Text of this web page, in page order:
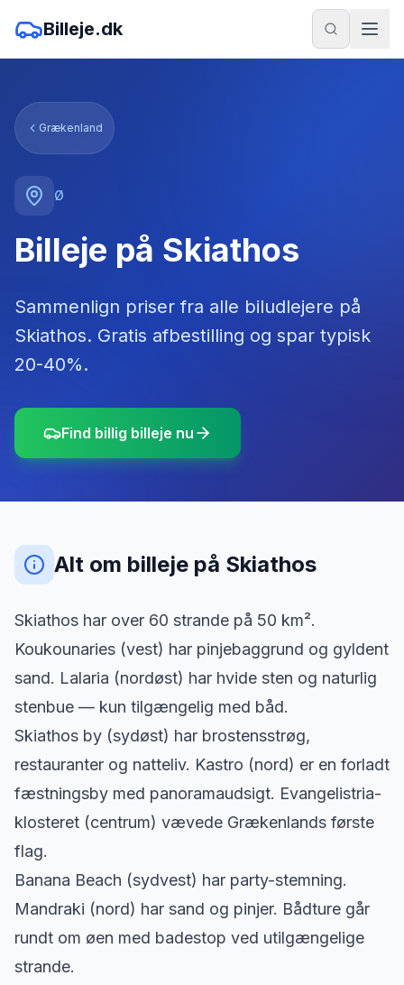
Billeje.dk
Grækenland
Ø
Billeje på Skiathos
Sammenlign priser fra alle biludlejere på
Skiathos. Gratis afbestilling og spar typisk
20-40%.
Find billig billeje nu
Alt om billeje på Skiathos
Skiathos har over 60 strande på 50 km².
Koukounaries (vest) har pinjebaggrund og gyldent
sand. Lalaria (nordøst) har hvide sten og naturlig
stenbue — kun tilgængelig med båd.
Skiathos by (sydøst) har brostensstrøg,
restauranter og natteliv. Kastro (nord) er en forladt
fæstningsby med panoramaudsigt. Evangelistria-
klosteret (centrum) vævede Grækenlands første
flag.
Banana Beach (sydvest) har party-stemning.
Mandraki (nord) har sand og pinjer. Bådture går
rundt om øen med badestop ved utilgængelige
strande.